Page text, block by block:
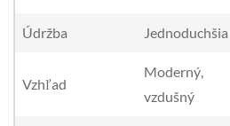
Údržba Jednoduchšia
Vzhľad
Moderný,
vzdušný